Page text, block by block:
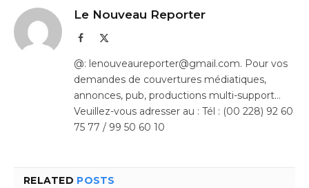
Le Nouveau Reporter
Facebook
@: lenouveaureporter@gmail.com. Pour vos
demandes de couvertures médiatiques,
annonces, pub, productions multi-support…
Veuillez-vous adresser au : Tél : (00 228) 92 60
75 77 / 99 50 60 10
RELATED POSTS